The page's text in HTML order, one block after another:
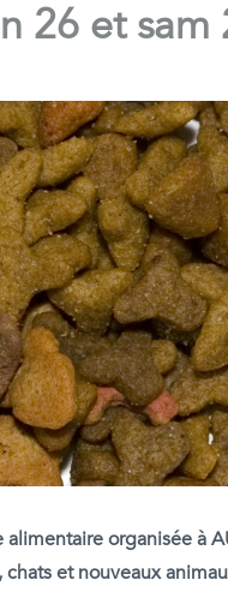
26 et
organisée
et nouveaux